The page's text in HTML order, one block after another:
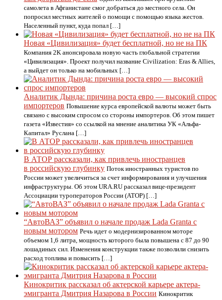
самолета в Афганистане смог добраться до местного села. Он
попросил местных жителей о помощи с помощью языка жестов.
Населенный пункт, куда попал […]
Новая «Цивилизация» будет бесплатной, но не на ПК
Компания 2K анонсировала новую часть глобальной стратегии
«Цивилизация». Проект получил название Civilization: Eras & Allies,
а выйдет он только на мобильных […]
Аналитик Дында: причина роста евро — высокий спрос
импортеров Повышение курса европейской валюты может быть
связано с высоким спросом со стороны импортеров. Об этом пишет
газета «Известия» со ссылкой на мнение аналитика УК «Альфа-
Капитал» Руслана […]
В АТОР рассказали, как привлечь иностранцев
в российскую глубинку Поток иностранных туристов по
России может увеличиться за счет информирования и улучшения
инфраструктуры. Об этом URA.RU рассказал вице-президент
Ассоциации туроператоров России (АТОР) […]
“АвтоВАЗ” объявил о начале продаж Lada Granta с
новым мотором Речь идет о модернизированном моторе
объемом 1,6 литра, мощность которого была повышена с 87 до 90
лошадиных сил. Изменения конструкции также позволили снизить
расход топлива и повысить […]
Кинокритик рассказал об актерской карьере актера-
эмигранта Дмитрия Назарова в России Кинокритик